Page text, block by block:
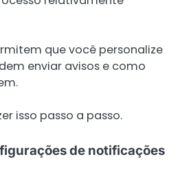
que você personalize
enviar avisos e como
isso passo a passo.
de notificações